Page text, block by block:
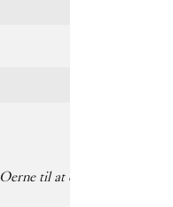
til at danse på din